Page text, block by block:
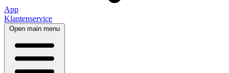
App
Klantenservice
Open main menu